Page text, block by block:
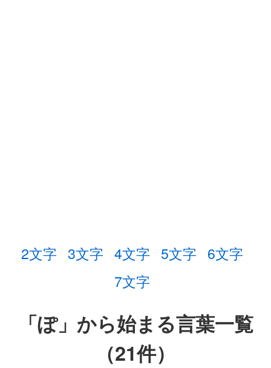
2文字 3文字 4文字 5文字 6文字
7文字
「ぽ」から始まる言葉一覧
（21件）